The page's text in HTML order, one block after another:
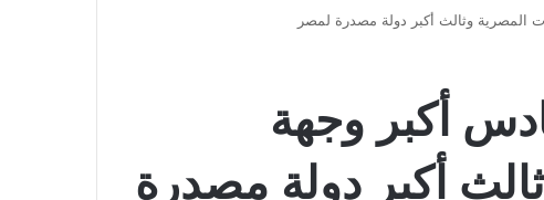
المصرية وثالث أكبر دولة مصدرة لمصر
أكبر وجهة
أكبر دولة مصدرة